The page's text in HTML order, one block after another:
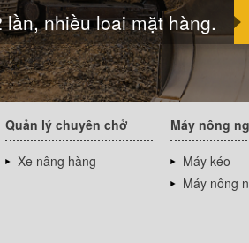
lần, nhiều loai mặt hàng.
Quản lý chuyên chở
Xe nâng hàng
Máy nông
Máy kéo
Máy nông